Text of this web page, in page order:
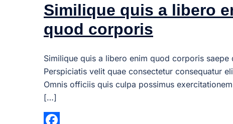
Similique quis a libero
quod corporis
Similique quis a libero enim quod corporis saepe
Perspiciatis velit quae consectetur consequatur
Omnis officiis quis culpa possimus
[…]